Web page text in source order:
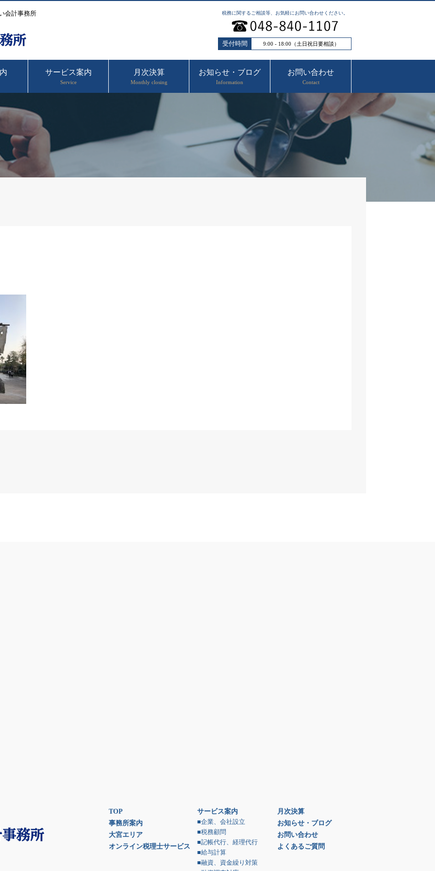
会計事務所 税務に関するご相談等、お気軽にお問い合わせください。
受付時間 9:00 - 18:00（土日祝日要相談）
サービス案内
Service
月次決算
Monthly closing
お知らせ・ブログ
Information
お問い合わせ
Contact
TOP
事務所案内
大宮エリア
オンライン税理士サービス
サービス案内
■企業、会社設立
■税務顧問
■記帳代行、経理代行
■給与計算
■融資、資金繰り対策
月次決算
お知らせ・ブログ
お問い合わせ
よくあるご質問